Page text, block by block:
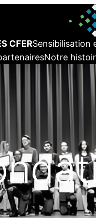
CFERSensibilisation
Notre